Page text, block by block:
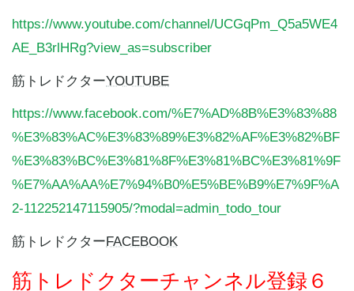
https://www.youtube.com/channel/UCGqPm_Q5a5WE4
AE_B3rlHRg?view_as=subscriber
筋トレドクターYOUTUBE
https://www.facebook.com/%E7%AD%8B%E3%83%88
%E3%83%AC%E3%83%89%E3%82%AF%E3%82%BF
%E3%83%BC%E3%81%8F%E3%81%BC%E3%81%9F
%E7%AA%AA%E7%94%B0%E5%BE%B9%E7%9F%A
2-112252147115905/?modal=admin_todo_tour
筋トレドクター FACEBOOK
筋トレドクターチャンネル登録６